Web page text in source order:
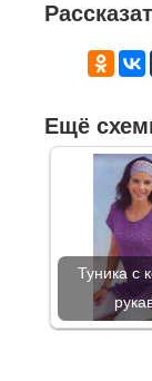
Ещё
Туника с